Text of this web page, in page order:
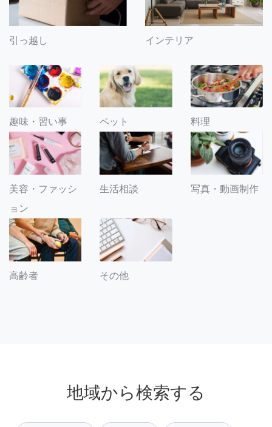
引っ越し インテリア
趣味・習い事 ペット 料理
美容・ファッシ
ョン
生活相談 写真・動画制作
高齢者 その他
地域から検索する